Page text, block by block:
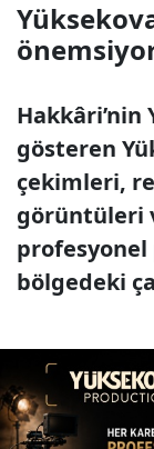
Hakkâri’nin
gösteren
çekimleri,
görüntüleri
bölgedeki